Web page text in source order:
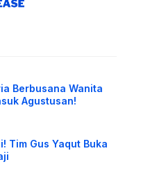
Berbusana Wanita
Agustusan!
Tim Gus Yaqut Buka